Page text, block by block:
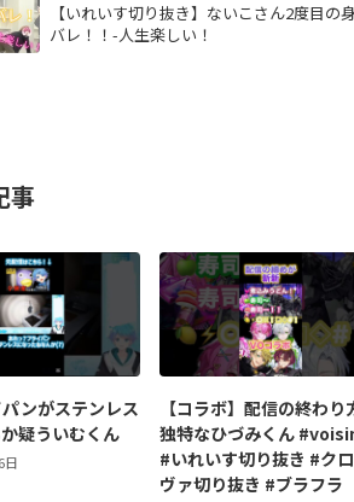
【いれいす切り抜き】ないこさん2度目の
バレ！！-人生楽しい！
事
ンがステンレス
疑ういむくん
日
【コラボ】配信の終わり
独特なひづみくん
#いれいす切り抜き #ク
ヴァ切り抜き #ブラフラ